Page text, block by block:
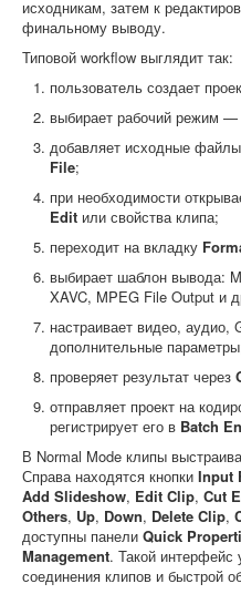
исходникам, затем к
финальному выводу.
Типовой workflow выглядит так:
пользователь создает
выбирает рабочий режим —
добавляет исходные
File;
при необходимости
Edit или свойства клипа;
переходит на вкладку
выбирает шаблон вывода:
XAVC, MPEG File Output и
настраивает видео, аудио,
дополнительные
проверяет результат через
отправляет проект на
регистрирует его в Batch
В Normal Mode клипы
Справа находятся кнопки Input
Add Slideshow, Edit Clip, Cut
Others, Up, Down, Delete Clip,
доступны панели Quick
Management. Такой интерфейс
соединения клипов и быстрой